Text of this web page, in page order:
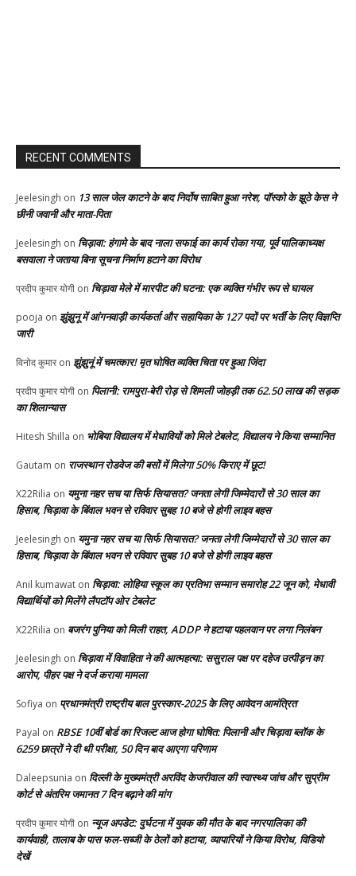
RECENT COMMENTS
Jeelesingh on 13 साल जेल काटने के बाद निर्दोष साबित हुआ नरेश, पॉस्को के झूठे केस ने
छीनी जवानी और माता-पिता
Jeelesingh on चिड़ावा: हंगामे के बाद नाला सफाई का कार्य रोका गया, पूर्व पालिकाध्यक्ष
बसवाला ने जताया बिना सूचना निर्माण हटाने का विरोध
प्रदीप कुमार योगी on चिड़ावा मेले में मारपीट की घटना: एक व्यक्ति गंभीर रूप से घायल
pooja on झुंझुनू में आंगनवाड़ी कार्यकर्ता और सहायिका के 127 पदों पर भर्ती के लिए विज्ञप्ति
जारी
विनोद कुमारon झुंझुनूं में चमत्कार! मृत घोषित व्यक्ति चिता पर हुआ जिंदा
प्रदीप कुमार योगी on पिलानी: रामपुरा-बेरी रोड़ से शिमली जोहड़ी तक 62.50 लाख की सड़क
का शिलान्यास
Hitesh Shilla on भोबिया विद्यालय में मेधावियों को मिले टेबलेट, विद्यालय ने किया सम्मानित
Gautam on राजस्थान रोडवेज की बसों में मिलेगा 50% किराए में छूट!
X22Rilia on यमुना नहर सच या सिर्फ सियासत? जनता लेगी जिम्मेदारों से 30 साल का
हिसाब, चिड़ावा के बिंवाल भवन से रविवार सुबह 10 बजे से होगी लाइव बहस
Jeelesingh on यमुना नहर सच या सिर्फ सियासत? जनता लेगी जिम्मेदारों से 30 साल का
हिसाब, चिड़ावा के बिंवाल भवन से रविवार सुबह 10 बजे से होगी लाइव बहस
Anil kumawat on चिड़ावा: लोहिया स्कूल का प्रतिभा सम्मान समारोह 22 जून को, मेधावी
विद्यार्थियों को मिलेंगे लैपटॉप ओर टेबलेट
X22Rilia on बजरंग पुनिया को मिली राहत, ADDP ने हटाया पहलवान पर लगा निलंबन
Jeelesingh on चिड़ावा में विवाहिता ने की आत्महत्या: ससुराल पक्ष पर दहेज उत्पीड़न का
आरोप, पीहर पक्ष ने दर्ज कराया मामला
Sofiya on प्रधानमंत्री राष्ट्रीय बाल पुरस्कार-2025 के लिए आवेदन आमंत्रित
Payal on RBSE 10वीं बोर्ड का रिजल्ट आज होगा घोषित: पिलानी और चिड़ावा ब्लॉक के
6259 छात्रों ने दी थी परीक्षा, 50 दिन बाद आएगा परिणाम
Daleepsunia on दिल्ली के मुख्यमंत्री अरविंद केजरीवाल की स्वास्थ्य जांच और सुप्रीम
कोर्ट से अंतरिम जमानत 7 दिन बढ़ाने की मांग
प्रदीप कुमार योगी on न्यूज अपडेट: दुर्घटना में युवक की मौत के बाद नगरपालिका की
कार्यवाही, तालाब के पास फल-सब्जी के ठेलों को हटाया, व्यापारियों ने किया विरोध, विडियो
देखें